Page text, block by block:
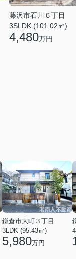
藤沢市石川６丁目
3SLDK (101.02㎡)
4,480万円
鎌倉市大町３丁目
3LDK (95.43㎡)
5,980万円